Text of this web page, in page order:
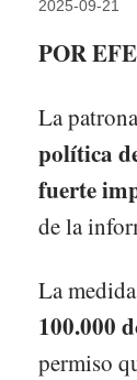
2025-09-21
POR EFE
La
política
fuerte
de la
La
100.000
permiso